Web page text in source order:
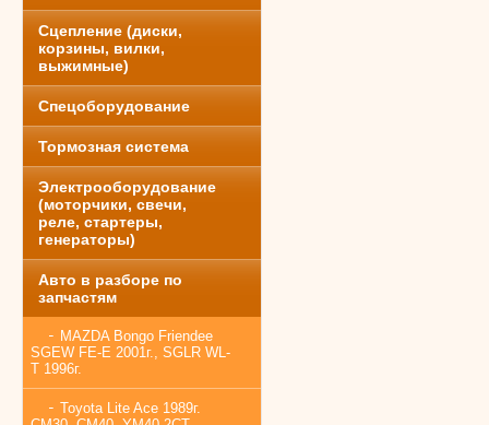
Сцепление (диски,
корзины, вилки,
выжимные)
Спецоборудование
Тормозная система
Электрооборудование
(моторчики, свечи,
реле, стартеры,
генераторы)
Авто в разборе по
запчастям
MAZDA Bongo Friendee
SGEW FE-E 2001г., SGLR WL-
T 1996г.
Toyota Lite Ace 1989г.